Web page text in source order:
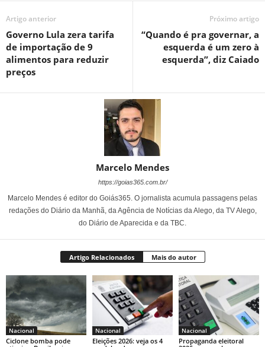
Artigo anterior
Governo Lula zera tarifa
de importação de 9
alimentos para reduzir
preços
Próximo artigo
“Quando é pra governar, a
esquerda é um zero à
esquerda”, diz Caiado
Marcelo Mendes
https://goias365.com.br/
Marcelo Mendes é editor do Goiás365. O jornalista acumula passagens pelas
redações do Diário da Manhã, da Agência de Notícias da Alego, da TV Alego,
do Diário de Aparecida e da TBC.
Artigo Relacionados Mais do autor
Nacional
Ciclone bomba pode
Nacional
Eleições 2026: veja os 4
Nacional
Propaganda eleitoral